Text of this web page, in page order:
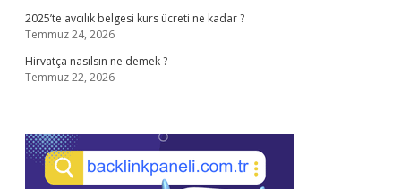
2025’te avcılık belgesi kurs ücreti ne kadar ?
Temmuz 24, 2026
Hirvatça nasılsın ne demek ?
Temmuz 22, 2026